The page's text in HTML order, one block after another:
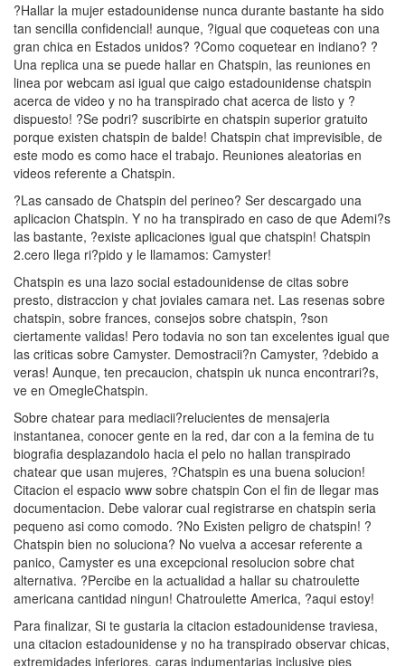
?Hallar la mujer estadounidense nunca durante bastante ha sido
tan sencilla confidencial! aunque, ?igual que coqueteas con una
gran chica en Estados unidos? ?Como coquetear en indiano? ?
Una replica una se puede hallar en Chatspin, las reuniones en
linea por webcam asi­ igual que caigo estadounidense chatspin
acerca de video y no ha transpirado chat acerca de listo y ?
dispuesto! ?Se podri? suscribirte en chatspin superior gratuito
porque existen chatspin de balde! Chatspin chat imprevisible, de
este modo es como hace el trabajo. Reuniones aleatorias en
videos referente a Chatspin.
?Las cansado de Chatspin del perineo? Ser descargado una
aplicacion Chatspin. Y no ha transpirado en caso de que Ademi?s
las bastante, ?existe aplicaciones igual que chatspin! Chatspin
2.cero llega ri?pido y le llamamos: Camyster!
Chatspin es una lazo social estadounidense de citas sobre
presto, distraccion y chat joviales camara net. Las resenas sobre
chatspin, sobre frances, consejos sobre chatspin, ?son
ciertamente validas! Pero todavia no son tan excelentes igual que
las criticas sobre Camyster. Demostracii?n Camyster, ?debido a
veras! Aunque, ten precaucion, chatspin uk nunca encontrari?s,
ve en OmegleChatspin.
Sobre chatear para mediacii?relucientes de mensajeria
instantanea, conocer gente en la red, dar con a la femina de tu
biografia desplazandolo hacia el pelo no hallan transpirado
chatear que usan mujeres, ?Chatspin es una buena solucion!
Citacion el espacio www sobre chatspin Con el fin de llegar mas
documentacion. Debe valorar cual registrarse en chatspin seri­a
pequeno asi­ como comodo. ?No Existen peligro de chatspin! ?
Chatspin bien no soluciona? No vuelva a accesar referente a
panico, Camyster es una excepcional resolucion sobre chat
alternativa. ?Percibe en la actualidad a hallar su chatroulette
americana cantidad ningun! Chatroulette America, ?aqui estoy!
Para finalizar, Si te gustaria la citacion estadounidense traviesa,
una citacion estadounidense y no ha transpirado observar chicas,
extremidades inferiores, caras indumentarias inclusive pies